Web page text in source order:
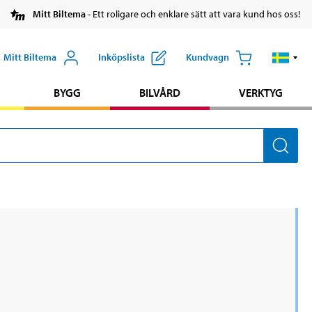
Mitt Biltema- Ett roligare och enklare sätt att vara kund hos oss!
Mitt Biltema Inköpslista Kundvagn
BYGG BILVÅRD VERKTYG